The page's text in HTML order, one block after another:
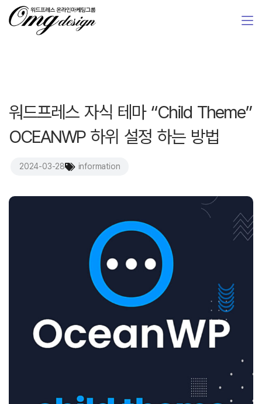
워드프레스 자식 테마 “Child Theme”
OCEANWP 하위 설정 하는 방법
2024-03-28 information